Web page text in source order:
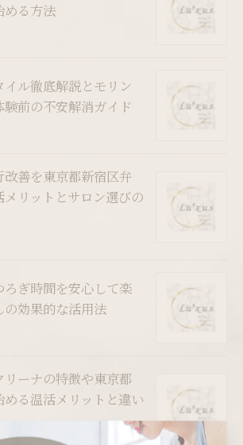
める方法
イル徹底解説とモリン
前の不安解消ガイド
改善を東京都新宿区弁
リットとサロン選びの
ろぎ時間を安心して楽
の効果的な活用法
ーナの特徴や東京都
る温活メリットと違い